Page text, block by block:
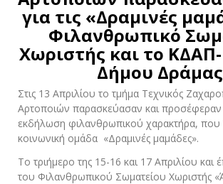
για τις «Δραμινές
Φιλανθρωπικό
Χωριστής και το
Δήμου Δράμας
Στις 13 Απριλίου το τμήμα Τεχνικός
Αρτοποιών παρασκεύασαν και προσέφεραν
εκδήλωση φιλανθρωπικού χαρακτήρα,
κοινωνική ομάδα «Δραμινές μαμάδες».
Το τριήμερο της 15-16 και 17 Απριλίου και
του Φιλανθρωπικού Σωματείου Χωριστής